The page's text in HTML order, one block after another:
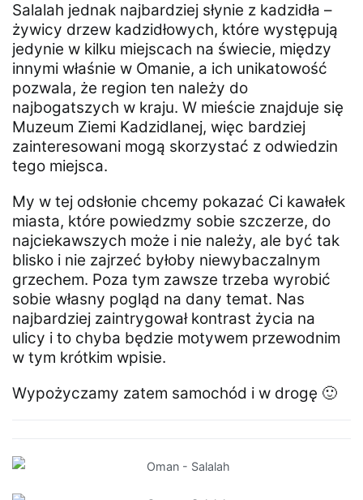
Salalah jednak najbardziej słynie z kadzidła –
żywicy drzew kadzidłowych, które występują
jedynie w kilku miejscach na świecie, między
innymi właśnie w Omanie, a ich unikatowość
pozwala, że region ten należy do
najbogatszych w kraju. W mieście znajduje się
Muzeum Ziemi Kadzidlanej, więc bardziej
zainteresowani mogą skorzystać z odwiedzin
tego miejsca.
My w tej odsłonie chcemy pokazać Ci kawałek
miasta, które powiedzmy sobie szczerze, do
najciekawszych może i nie należy, ale być tak
blisko i nie zajrzeć byłoby niewybaczalnym
grzechem. Poza tym zawsze trzeba wyrobić
sobie własny pogląd na dany temat. Nas
najbardziej zaintrygował kontrast życia na
ulicy i to chyba będzie motywem przewodnim
w tym krótkim wpisie.
Wypożyczamy zatem samochód i w drogę 🙂